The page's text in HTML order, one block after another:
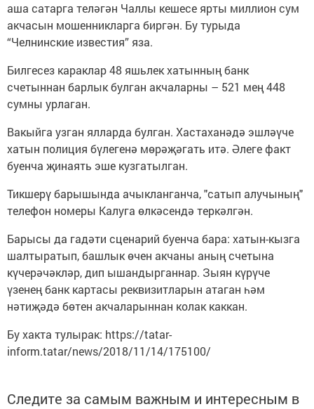
аша сатарга теләгән Чаллы кешесе ярты миллион сум
акчасын мошенникларга биргән. Бу турыда
“Челнинские известия” яза.
Билгесез караклар 48 яшьлек хатынның банк
счетыннан барлык булган акчаларны – 521 мең 448
сумны урлаган.
Вакыйга узган ялларда булган. Хастаханәдә эшләүче
хатын полиция бүлегенә мөрәҗәгать итә. Әлеге факт
буенча җинаять эше кузгатылган.
Тикшерү барышында ачыкланганча, "сатып алучының"
телефон номеры Калуга өлкәсендә теркәлгән.
Барысы да гадәти сценарий буенча бара: хатын-кызга
шалтыратып, башлык өчен акчаны аның счетына
күчерәчәкләр, дип ышандырганнар. Зыян күрүче
үзенең банк картасы реквизитларын атаган һәм
нәтиҗәдә бөтен акчаларыннан колак каккан.
Бу хакта тулырак: https://tatar-
inform.tatar/news/2018/11/14/175100/
Следите за самым важным и интересным в